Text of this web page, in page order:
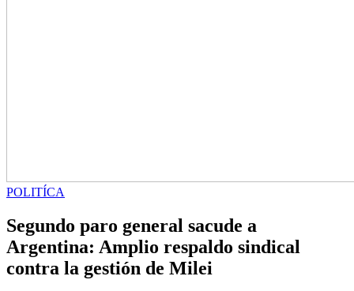
POLITÍCA
Segundo paro general sacude a
Argentina: Amplio respaldo sindical
contra la gestión de Milei